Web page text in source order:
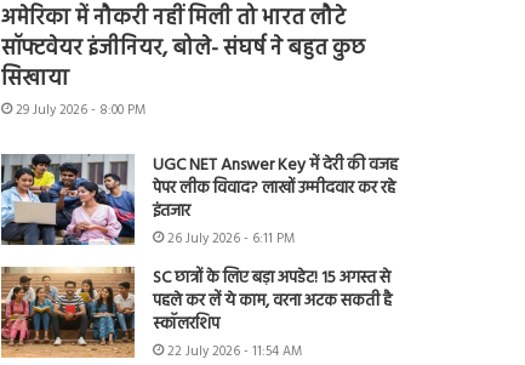
अमेरिका में नौकरी नहीं मिली तो भारत लौटे
सॉफ्टवेयर इंजीनियर, बोले- संघर्ष ने बहुत कुछ
सिखाया
29 July 2026 - 8:00 PM
UGC NET Answer Key में देरी की वजह
पेपर लीक विवाद? लाखों उम्मीदवार कर रहे
इंतजार
26 July 2026 - 6:11 PM
SC छात्रों के लिए बड़ा अपडेट! 15 अगस्त से
पहले कर लें ये काम, वरना अटक सकती है
स्कॉलरशिप
22 July 2026 - 11:54 AM